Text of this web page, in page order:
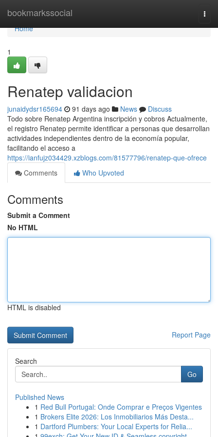
bookmarkssocial
Home
Home
1
Renatep validacion
junaidydsr165694 91 days ago News
Discuss
Todo sobre Renatep Argentina inscripción y cobros Actualmente,
el registro Renatep permite identificar a personas que desarrollan
actividades independientes dentro de la economía popular,
facilitando el acceso a
https://ianfujz034429.xzblogs.com/81577796/renatep-que-ofrece
Comments
Who Upvoted
Comments
Submit a Comment
No HTML
HTML is disabled
Report Page
Search
Go
Published News
1 Red Bull Portugal: Onde Comprar e Preços Vigentes
1 Brokers Elite 2026: Los Inmobiliarios Más Desta...
1 Dartford Plumbers: Your Local Experts for Relia...